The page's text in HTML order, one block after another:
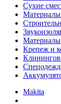
Сухие
Материалы
Материалы
Крепеж и
Makita